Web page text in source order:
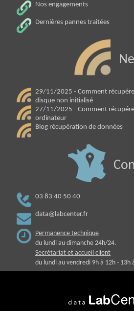
Nos engagements
Dernières pannes traitées
29/11/2025 - Comment
disque non initialisé
27/11/2025 - Comment
ordinateur
Blog récupération de données
03 83 40 50 40
data@labcenter.fr
Permanence technique
du lundi au dimanche 24h/24.
Secrétariat et accueil client
du lundi au vendredi 9h à 12h - 13h